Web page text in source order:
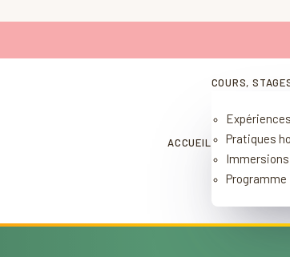
ACCUEIL
COURS,
Pratiques
Programme